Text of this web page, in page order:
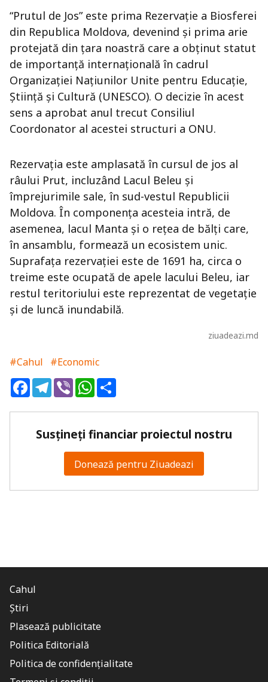
“Prutul de Jos” este prima Rezervaţie a Biosferei
din Republica Moldova, devenind şi prima arie
protejată din ţara noastră care a obţinut statut
de importanţă internaţională în cadrul
Organizaţiei Naţiunilor Unite pentru Educaţie,
Ştiinţă şi Cultură (UNESCO). O decizie în acest
sens a aprobat anul trecut Consiliul
Coordonator al acestei structuri a ONU.
Rezervația este amplasată în cursul de jos al
râului Prut, incluzând Lacul Beleu și
împrejurimile sale, în sud-vestul Republicii
Moldova. În componența acesteia intră, de
asemenea, lacul Manta și o rețea de bălți care,
în ansamblu, formează un ecosistem unic.
Suprafața rezervației este de 1691 ha, circa o
treime este ocupată de apele lacului Beleu, iar
restul teritoriului este reprezentat de vegetație
și de luncă inundabilă.
ziuadeazi.md
#Cahul
#Economic
FacebookTelegram
ViberWhatsApp
Susțineți financiar proiectul nostru
Donează pentru Ziuadeazi
Cahul
Știri
Plasează publicitate
Politica Editorială
Politica de confidențialitate